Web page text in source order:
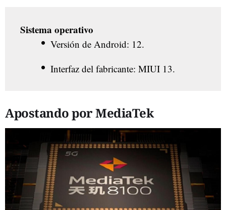
Sistema operativo
Versión de Android: 12.
Interfaz del fabricante: MIUI 13.
Apostando por MediaTek